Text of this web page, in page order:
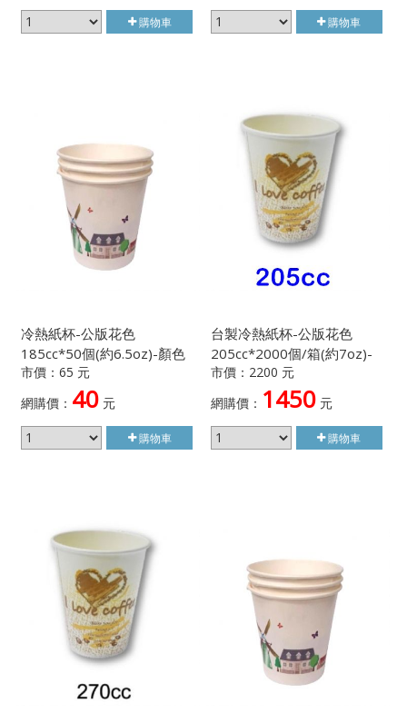
購物車 購物車
冷熱紙杯-公版花色
185cc*50個(約6.5oz)-顏色
隨機出貨不挑款
市價：65 元
網購價： 40 元
購物車
台製冷熱紙杯-公版花色
205cc*2000個/箱(約7oz)-
顏色隨機出貨不挑款
市價：2200 元
網購價： 1450元
購物車